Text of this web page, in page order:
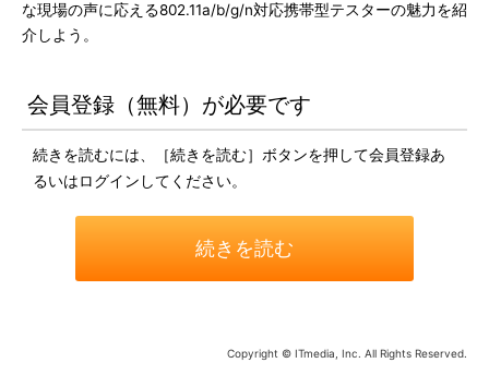
な現場の声に応える802.11a/b/g/n対応携帯型テスターの魅力を紹
介しよう。
会員登録（無料）が必要です
続きを読むには、［続きを読む］ボタンを押して会員登録あ
るいはログインしてください。
続きを読む
Copyright © ITmedia, Inc. All Rights Reserved.